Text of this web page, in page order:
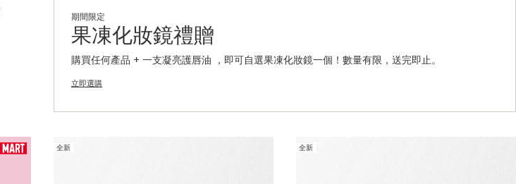
期間限定
果凍化妝鏡禮贈
購買任何產品 + 一支凝亮護唇油 ，即可自選果凍化妝鏡一個！數量有限，送完即止。
立即選購
全新 全新